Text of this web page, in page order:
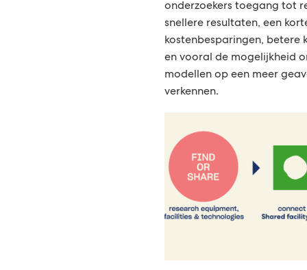
onderzoekers toegang tot
snellere resultaten, een
kostenbesparingen, betere
en vooral de mogelijkheid
modellen op een meer
verkennen.